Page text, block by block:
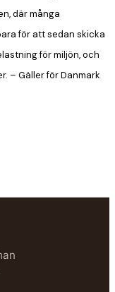
där många
för att sedan skicka
för miljön, och
– Gäller för Danmark